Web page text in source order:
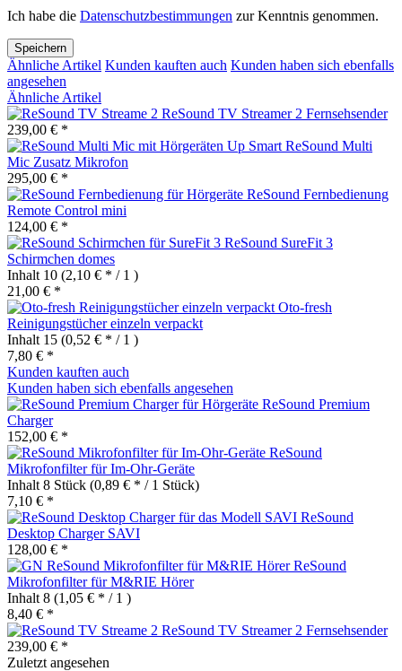
Ich habe die Datenschutzbestimmungen zur Kenntnis genommen.
Speichern
Ähnliche Artikel Kunden kauften auch Kunden haben sich ebenfalls
angesehen
Ähnliche Artikel
ReSound TV Streamer 2 Fernsehsender
239,00 € *
ReSound Multi
Mic Zusatz Mikrofon
295,00 € *
ReSound Fernbedienung
Remote Control mini
124,00 € *
ReSound SureFit 3
Schirmchen domes
Inhalt 10 (2,10 € * / 1 )
21,00 € *
Oto-fresh
Reinigungstücher einzeln verpackt
Inhalt 15 (0,52 € * / 1 )
7,80 € *
Kunden kauften auch
Kunden haben sich ebenfalls angesehen
ReSound Premium
Charger
152,00 € *
ReSound
Mikrofonfilter für Im-Ohr-Geräte
Inhalt 8 Stück (0,89 € * / 1 Stück)
7,10 € *
ReSound
Desktop Charger SAVI
128,00 € *
ReSound
Mikrofonfilter für M&RIE Hörer
Inhalt 8 (1,05 € * / 1 )
8,40 € *
ReSound TV Streamer 2 Fernsehsender
239,00 € *
Zuletzt angesehen